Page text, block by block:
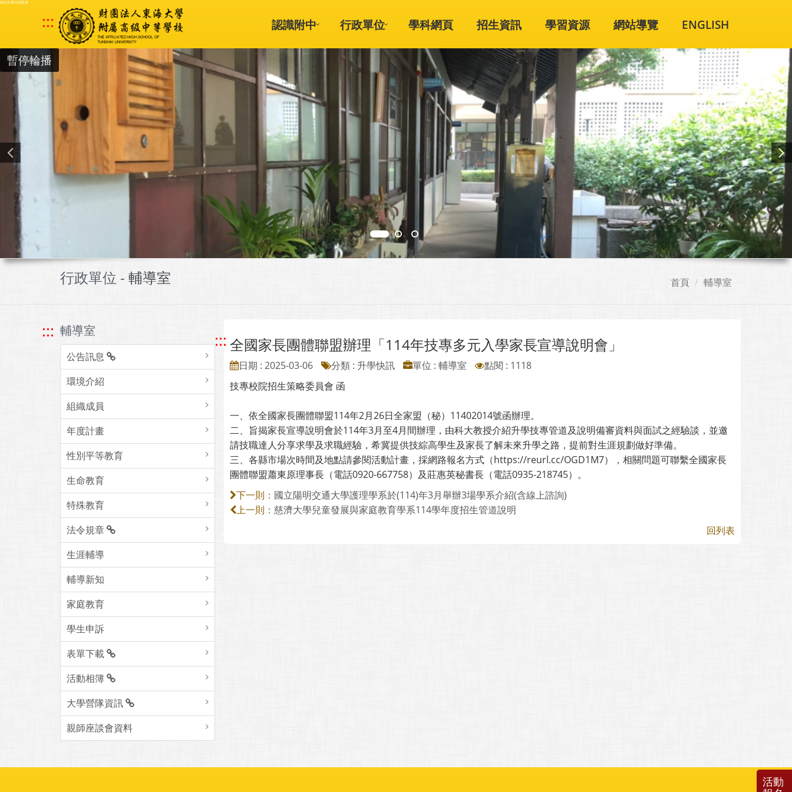
跳到主要內容區塊
::: 認識附中 行政單位 學科網頁 招生資訊 學習資源 網站導覽 ENGLISH
暫停輪播
行政單位 - 輔導室 首頁 輔導室
::: 輔導室
公告訊息
環境介紹
組織成員
年度計畫
性別平等教育
生命教育
特殊教育
法令規章
生涯輔導
輔導新知
家庭教育
學生申訴
表單下載
活動相簿
大學營隊資訊
親師座談會資料
::: 全國家長團體聯盟辦理「114年技專多元入學家長宣導說明會」
日期 : 2025-03-06 分類 : 升學快訊 單位 : 輔導室
點閱 : 1118
技專校院招生策略委員會 函
一、依全國家長團體聯盟114年2月26日全家盟（秘）11402014號函辦理。
二、旨揭家長宣導說明會於114年3月至4月間辦理，由科大教授介紹升學技專管道及說明備審資料與面試之經驗談，並邀
請技職達人分享求學及求職經驗，希冀提供技綜高學生及家長了解未來升學之路，提前對生涯規劃做好準備。
三、各縣市場次時間及地點請參閱活動計畫，採網路報名方式（https://reurl.cc/OGD1M7），相關問題可聯繫全國家長
團體聯盟蕭東原理事長（電話0920-667758）及莊惠英秘書長（電話0935-218745）。
下一則： 國立陽明交通大學護理學系於(114)年3月舉辦3場學系介紹(含線上諮詢)
上一則： 慈濟大學兒童發展與家庭教育學系114學年度招生管道說明
回列表
活動